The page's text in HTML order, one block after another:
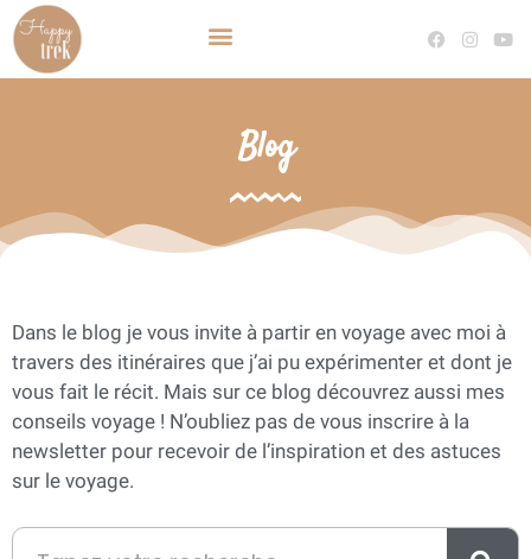
Blog
Dans le blog je vous invite à partir en voyage avec moi à
travers des itinéraires que j’ai pu expérimenter et dont je
vous fait le récit. Mais sur ce blog découvrez aussi mes
conseils voyage ! N’oubliez pas de vous inscrire à la
newsletter pour recevoir de l’inspiration et des astuces
sur le voyage.